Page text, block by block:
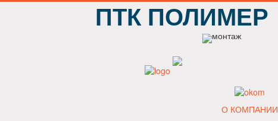
ПТК ПОЛИМЕР
О КОМПАНИИ